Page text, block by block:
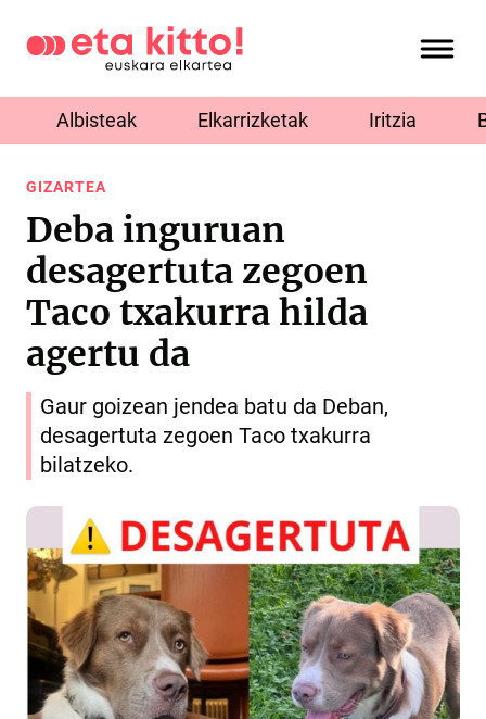
Albisteak Elkarrizketak Iritzia
GIZARTEA
Deba inguruan
desagertuta zegoen
Taco txakurra hilda
agertu da
Gaur goizean jendea batu da Deban,
desagertuta zegoen Taco txakurra
bilatzeko.